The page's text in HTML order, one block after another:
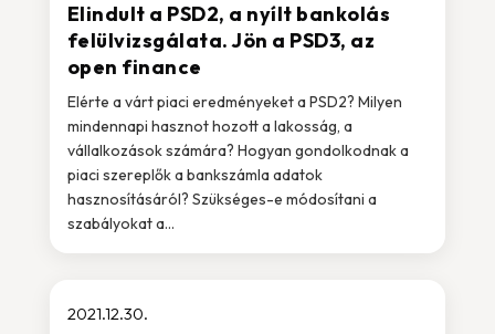
Elindult a PSD2, a nyílt bankolás
felülvizsgálata. Jön a PSD3, az
open finance
Elérte a várt piaci eredményeket a PSD2? Milyen
mindennapi hasznot hozott a lakosság, a
vállalkozások számára? Hogyan gondolkodnak a
piaci szereplők a bankszámla adatok
hasznosításáról? Szükséges-e módosítani a
szabályokat a...
2021.12.30.